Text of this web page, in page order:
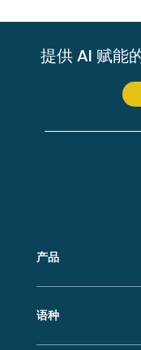
提供 AI 赋能
产品
语种